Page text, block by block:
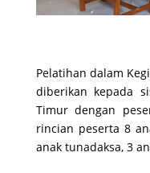
Pelatihan dalam
diberikan kepada
Timur dengan
rincian peserta 8
anak tunadaksa, 3